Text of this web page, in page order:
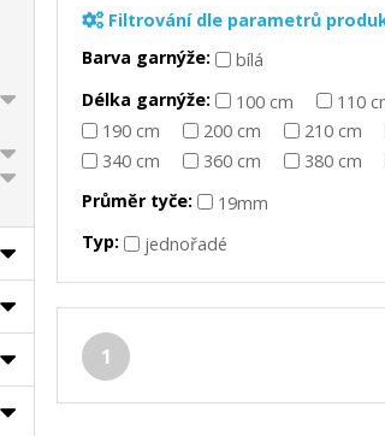
Filtrování dle parametrů
Barva garnýže:
bílá
Délka garnýže:
100 cm 110
190 cm
200 cm 210 cm
340 cm
360 cm 380 cm
Průměr tyče:
19mm
Typ:
jednořadé
1